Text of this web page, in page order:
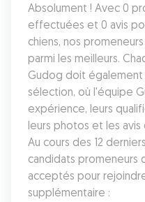
Absolument ! Avec 0
effectuées et 0 avis
chiens, nos
parmi les meilleurs.
Gudog doit également
sélection, où l'équipe
expérience, leurs
leurs photos et les
Au cours des 12
candidats promeneurs
acceptés pour
supplémentaire :